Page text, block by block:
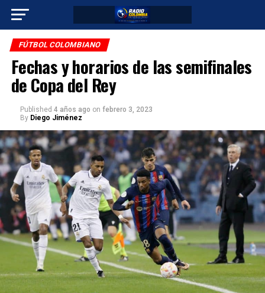
FÚTBOL COLOMBIANO
Fechas y horarios de las semifinales
de Copa del Rey
Published 4 años ago on febrero 3, 2023
By Diego Jiménez